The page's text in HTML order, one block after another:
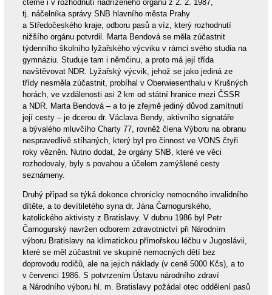
čteme i v rozhodnutí nadřízeného orgánu z 2. 2. 1987,
tj. náčelníka správy SNB hlavního města Prahy
a Středočeského kraje, odboru pasů a víz, který rozhodnutí
nižšího orgánu potvrdil. Marta Bendová se měla zúčastnit
týdenního školního lyžařského výcviku v rámci svého studia na
gymnáziu. Studuje tam i němčinu, a proto má její třída
navštěvovat NDR. Lyžařský výcvik, jehož se jako jediná ze
třídy nesměla zúčastnit, probíhal v Oberwiesenthalu v Krušných
horách, ve vzdálenosti asi 2 km od státní hranice mezi ČSSR
a NDR. Marta Bendová – a to je zřejmě jediný důvod zamítnutí
její cesty – je dcerou dr. Václava Bendy, aktivního signatáře
a bývalého mluvčího Charty 77, rovněž člena Výboru na obranu
nespravedlivě stíhaných, který byl pro činnost ve VONS čtyři
roky vězněn. Nutno dodat, že orgány SNB, které ve věci
rozhodovaly, byly s povahou a účelem zamýšlené cesty
seznámeny.
Druhý případ se týká dokonce chronicky nemocného invalidního
dítěte, a to devítiletého syna dr. Jána Čarnogurského,
katolického aktivisty z Bratislavy. V dubnu 1986 byl Petr
Čarnogurský navržen odborem zdravotnictví při Národním
výboru Bratislavy na klimatickou přímořskou léčbu v Jugoslávii,
které se měl zúčastnit ve skupině nemocných dětí bez
doprovodu rodičů, ale na jejich náklady (v ceně 5000 Kčs), a to
v červenci 1986. S potvrzením Ústavu národního zdraví
a Národního výboru hl. m. Bratislavy požádal otec oddělení pasů